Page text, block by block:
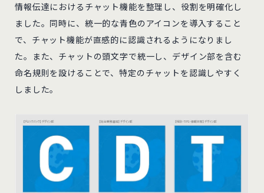
情報伝達におけるチャット機能を整理し、役割を明確化し
ました。同時に、統一的な青色のアイコンを導入すること
で、チャット機能が直感的に認識されるようになりまし
た。また、チャットの頭文字で統一し、デザイン部を含む
命名規則を設けることで、特定のチャットを認識しやすく
しました。